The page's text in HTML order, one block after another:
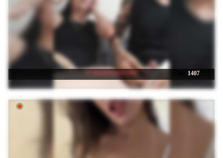
☉ murmurmeow666 1407